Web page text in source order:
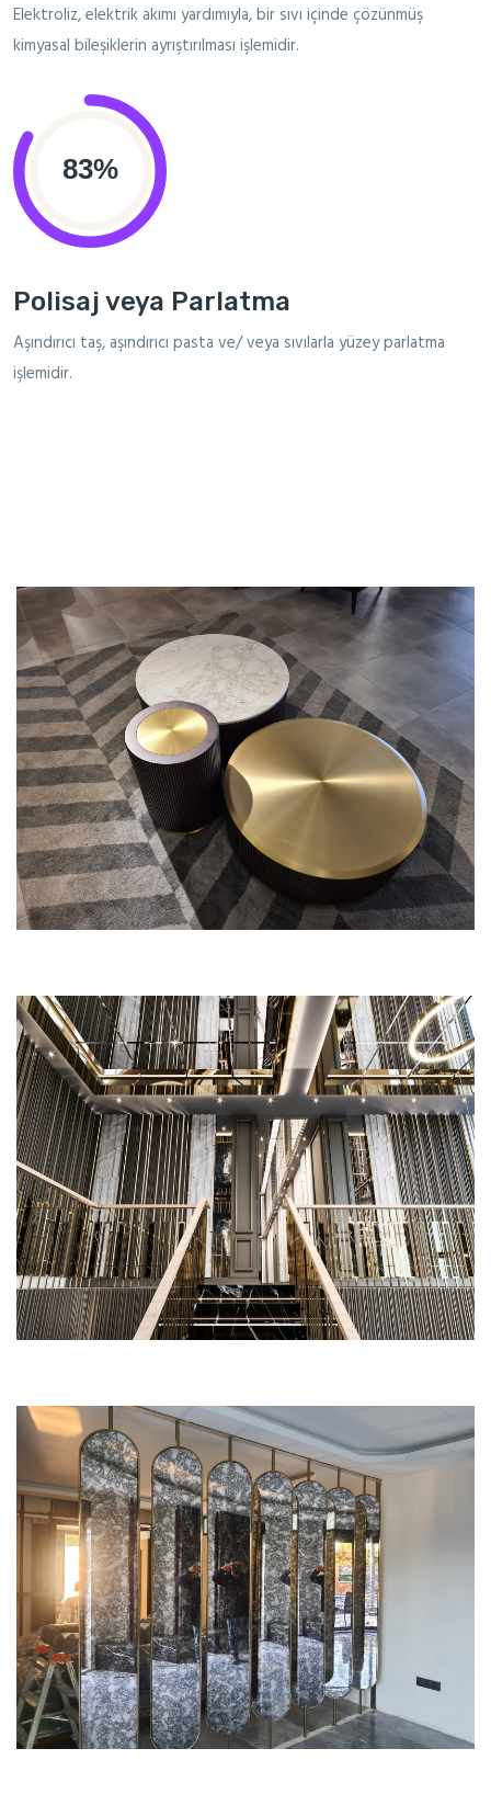
Elektroliz, elektrik akımı yardımıyla, bir sıvı içinde çözünmüş
kimyasal bileşiklerin ayrıştırılması işlemidir.
Polisaj veya Parlatma
Aşındırıcı taş, aşındırıcı pasta ve/ veya sıvılarla yüzey parlatma
işlemidir.